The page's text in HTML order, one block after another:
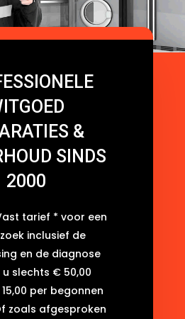
&
SINDS
2000
tarief * voor een
inclusief de
en de diagnose
slechts € 50,00
per begonnen
zoals afgesproken